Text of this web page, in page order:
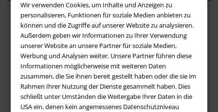
Wir verwenden Cookies, um Inhalte und Anzeigen zu
personalisieren, Funktionen für soziale Medien anbieten zu
können und die Zugriffe auf unserer Website zu analysieren.
Außerdem geben wir Informationen zu Ihrer Verwendung
unserer Website an unsere Partner für soziale Medien,
Werbung und Analysen weiter. Unsere Partner führen diese
Informationen möglicherweise mit weiteren Daten
zusammen, die Sie ihnen bereit gestellt haben oder die sie im
Rahmen Ihrer Nutzung der Dienste gesammelt haben. Dies
schließt unter Umständen die Weitergabe Ihrer Daten in die
USA ein, denen kein angemessenes Datenschutzniveau
Über buchversandmimpf2000.de
Impressum
Versandbedingungen
Widerruf
Batteriehinweis
AGB
Datenschutz